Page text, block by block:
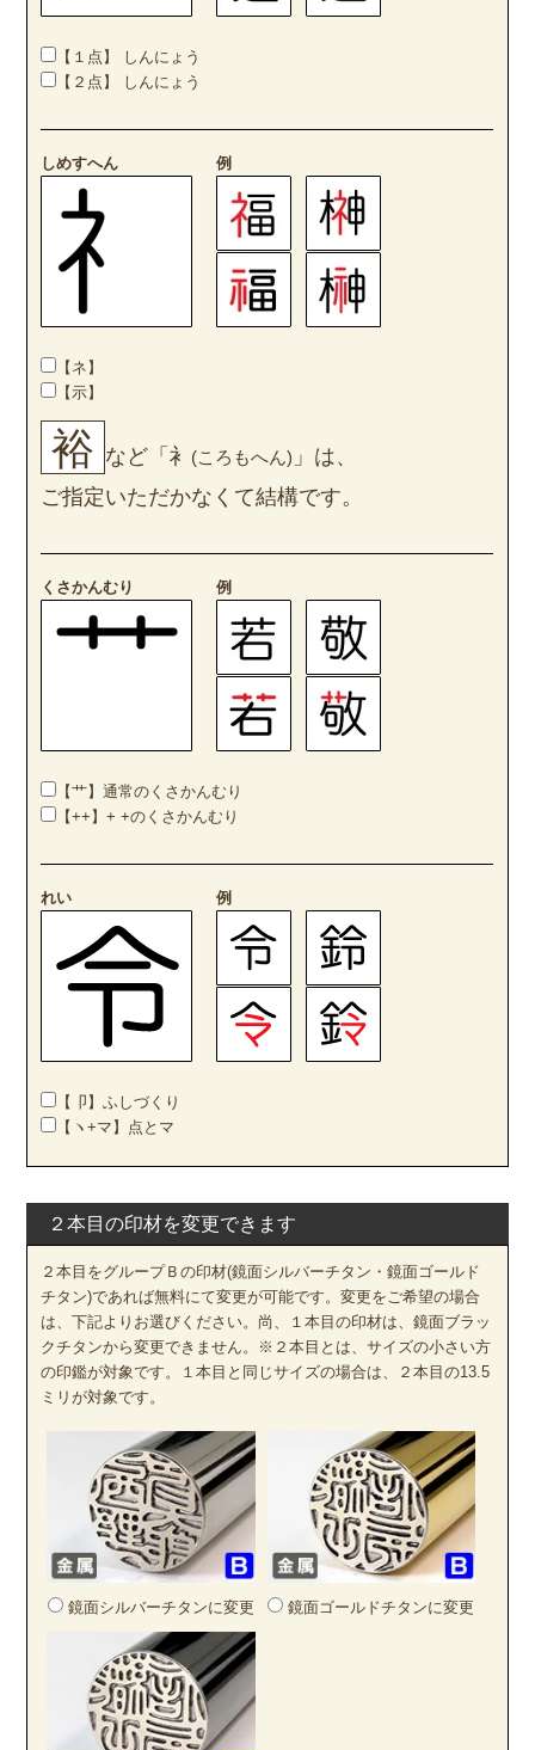
【１点】 しんにょう
【２点】 しんにょう
しめすへん 例
【ネ】
【示】
裕 など「衤 (ころもへん) 」は、
ご指定いただかなくて結構です。
くさかんむり 例
【艹】通常のくさかんむり
【++】+ +のくさかんむり
れい 例
【卩】ふしづくり
【ヽ+マ】点とマ
２本目の印材を変更できます
２本目をグループＢの印材(鏡面シルバーチタン・鏡面ゴールド
チタン)であれば無料にて変更が可能です。変更をご希望の場合
は、下記よりお選びください。尚、１本目の印材は、鏡面ブラッ
クチタンから変更できません。※２本目とは、サイズの小さい方
の印鑑が対象です。１本目と同じサイズの場合は、２本目の13.5
ミリが対象です。
鏡面シルバーチタンに変更 鏡面ゴールドチタンに変更